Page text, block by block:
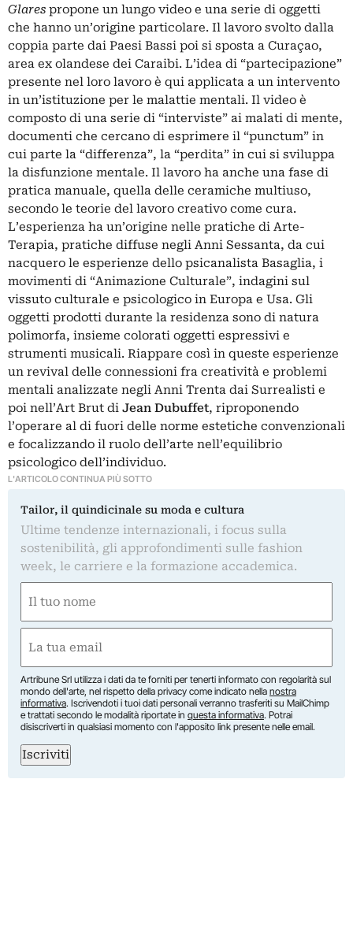
Glares propone un lungo video e una serie di oggetti
che hanno un’origine particolare. Il lavoro svolto dalla
coppia parte dai Paesi Bassi poi si sposta a Curaçao,
area ex olandese dei Caraibi. L’idea di “partecipazione”
presente nel loro lavoro è qui applicata a un intervento
in un’istituzione per le malattie mentali. Il video è
composto di una serie di “interviste” ai malati di mente,
documenti che cercano di esprimere il “punctum” in
cui parte la “differenza”, la “perdita” in cui si sviluppa
la disfunzione mentale. Il lavoro ha anche una fase di
pratica manuale, quella delle ceramiche multiuso,
secondo le teorie del lavoro creativo come cura.
L’esperienza ha un’origine nelle pratiche di Arte-
Terapia, pratiche diffuse negli Anni Sessanta, da cui
nacquero le esperienze dello psicanalista Basaglia, i
movimenti di “Animazione Culturale”, indagini sul
vissuto culturale e psicologico in Europa e Usa. Gli
oggetti prodotti durante la residenza sono di natura
polimorfa, insieme colorati oggetti espressivi e
strumenti musicali. Riappare così in queste esperienze
un revival delle connessioni fra creatività e problemi
mentali analizzate negli Anni Trenta dai Surrealisti e
poi nell’Art Brut di Jean Dubuffet, riproponendo
l’operare al di fuori delle norme estetiche convenzionali
e focalizzando il ruolo dell’arte nell’equilibrio
psicologico dell’individuo.
L'ARTICOLO CONTINUA PIÙ SOTTO
Tailor, il quindicinale su moda e cultura
Ultime tendenze internazionali, i focus sulla
sostenibilità, gli approfondimenti sulle fashion
week, le carriere e la formazione accademica.
(Required)
First
(Required)
Artribune Srl utilizza i dati da te forniti per tenerti informato con regolarità sul
mondo dell'arte, nel rispetto della privacy come indicato nella nostra
informativa. Iscrivendoti i tuoi dati personali verranno trasferiti su MailChimp
e trattati secondo le modalità riportate in questa informativa. Potrai
disiscriverti in qualsiasi momento con l'apposito link presente nelle email.
Iscriviti